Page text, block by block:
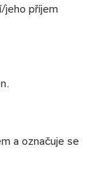
jeho příjem
a označuje se